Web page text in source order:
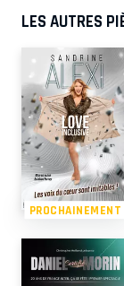
LES AUTRES
PROCHAINEMENT